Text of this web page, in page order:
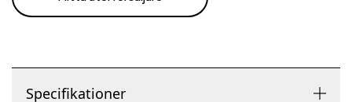
Specifikationer